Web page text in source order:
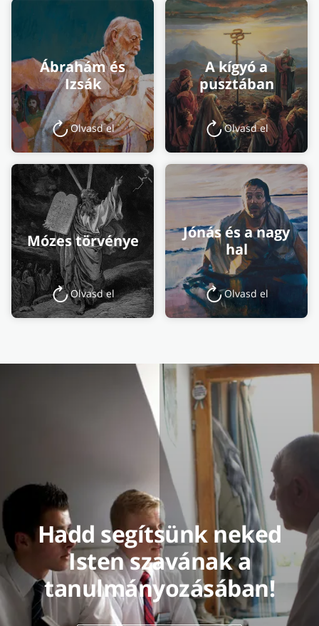
Ábrahám és
Izsák
Olvasd el
A kígyó a
pusztában
Olvasd el
Mózes törvénye
Olvasd el
Jónás és a nagy
hal
Olvasd el
Hadd segítsünk neked
Isten szavának a
tanulmányozásában!